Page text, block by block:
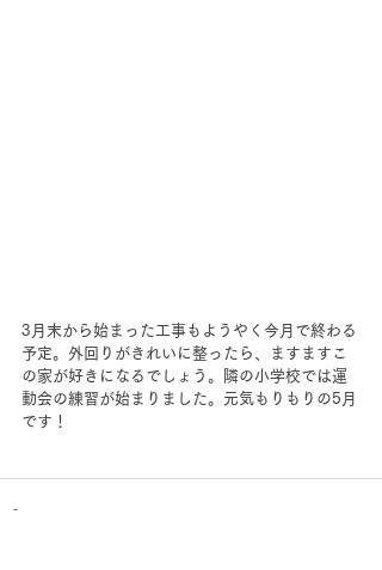
3月末から始まった工事もようやく今月で終わる
予定。外回りがきれいに整ったら、ますますこ
の家が好きになるでしょう。隣の小学校では運
動会の練習が始まりました。元気もりもりの5月
です！